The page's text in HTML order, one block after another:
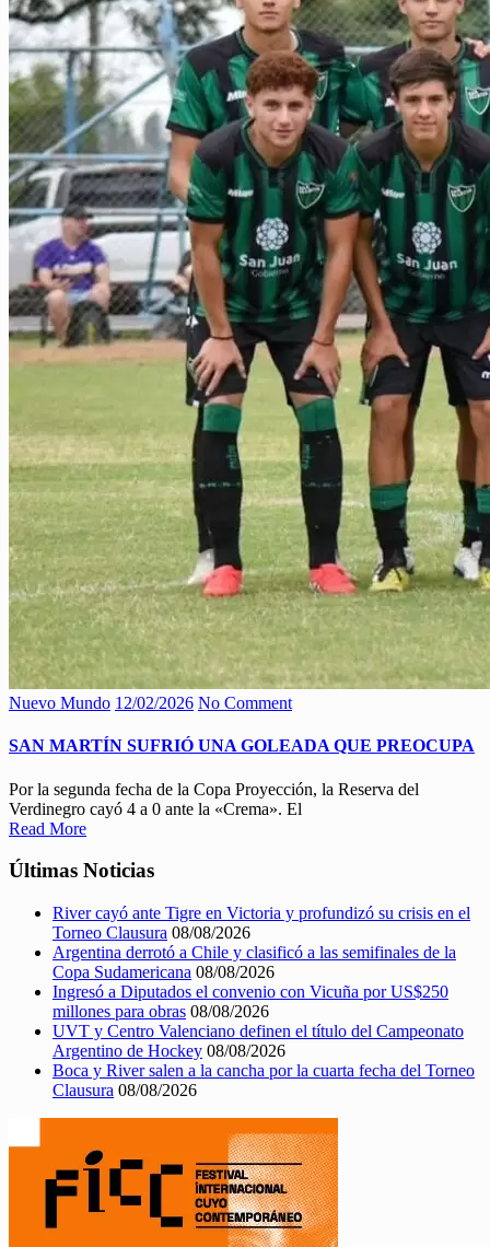
Nuevo Mundo 12/02/2026 No Comment
SAN MARTÍN SUFRIÓ UNA GOLEADA QUE PREOCUPA
Por la segunda fecha de la Copa Proyección, la Reserva del
Verdinegro cayó 4 a 0 ante la «Crema». El
Read More
Últimas Noticias
River cayó ante Tigre en Victoria y profundizó su crisis en el
Torneo Clausura 08/08/2026
Argentina derrotó a Chile y clasificó a las semifinales de la
Copa Sudamericana 08/08/2026
Ingresó a Diputados el convenio con Vicuña por US$250
millones para obras 08/08/2026
UVT y Centro Valenciano definen el título del Campeonato
Argentino de Hockey 08/08/2026
Boca y River salen a la cancha por la cuarta fecha del Torneo
Clausura 08/08/2026